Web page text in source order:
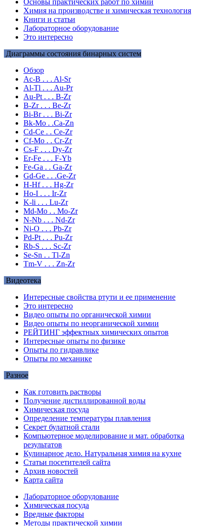
Основы практических работ по химии
Химия на производстве и химическая технология
Книги и статьи
Лабораторное оборудование
Это интересно
Диаграммы состояния бинарных систем
Обзор
Ac-B . . . Al-Sr
Al-Tl . . . Au-Pr
Au-Pt . . . B-Zr
B-Zr . . . Be-Zr
Bi-Br . . . Bi-Zr
Bk-Mo . .Ca-Zn
Cd-Ce . . Ce-Zr
Cf-Mo . . Cr-Zr
Cs-F . . . Dy-Zr
Er-Fe . . . F-Yb
Fe-Ga . . Ga-Zr
Gd-Ge . . .Ge-Zr
H-Hf . . . Hg-Zr
Ho-I . . . Ir-Zr
K-li . . . Lu-Zr
Md-Mo . . Mo-Zr
N-Nb . . . Nd-Zr
Ni-O . . . Pb-Zr
Pd-Pt . . . Pu-Zr
Rb-S . . . Sc-Zr
Se-Sn . . Tl-Zn
Tm-V . . . Zn-Zr
Видеотека
Интересные свойства ртути и ее применение
Это интересно
Видео опыты по органической химии
Видео опыты по неорганической химии
РЕЙТИНГ эффектных химических опытов
Интересные опыты по физике
Опыты по гидравлике
Опыты по механике
Разное
Как готовить растворы
Получение дистиллированной воды
Химическая посуда
Определение температуры плавления
Секрет булатной стали
Компьютерное моделирование и мат. обработка
результатов
Кулинарное дело. Натуральная химия на кухне
Статьи посетителей сайта
Архив новостей
Карта сайта
Лабораторное оборудование
Химическая посуда
Вредные факторы
Методы практической химии